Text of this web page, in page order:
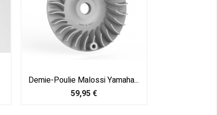
Demie-Poulie Malossi Yamaha...
Prix
59,95 €